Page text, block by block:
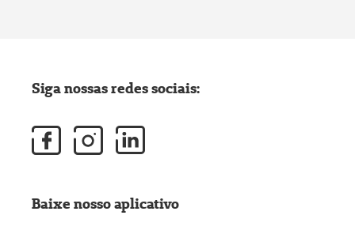
Siga nossas redes sociais:
Baixe nosso aplicativo